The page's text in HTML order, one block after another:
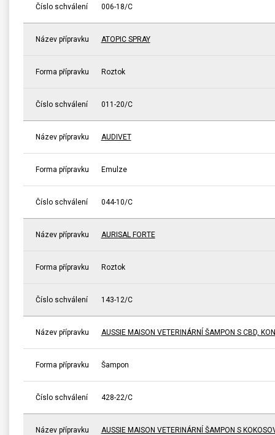
Číslo schválení 006-18/C
Název přípravku ATOPIC SPRAY
Forma přípravku Roztok
Číslo schválení 011-20/C
Název přípravku AUDIVET
Forma přípravku Emulze
Číslo schválení 044-10/C
Název přípravku AURISAL FORTE
Forma přípravku Roztok
Číslo schválení 143-12/C
Název přípravku AUSSIE MAISON VETERINÁRNÍ ŠAMPON S CBD,
Forma přípravku Šampon
Číslo schválení 428-22/C
Název přípravku AUSSIE MAISON VETERINÁRNÍ ŠAMPON S